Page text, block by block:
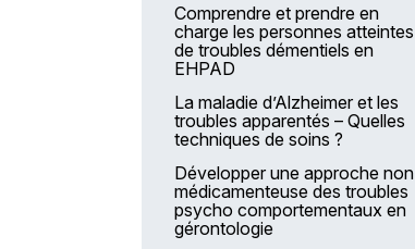
Comprendre et prendre en
charge les personnes atteintes
de troubles démentiels en
EHPAD
La maladie d’Alzheimer et les
troubles apparentés – Quelles
techniques de soins ?
Développer une approche non
médicamenteuse des troubles
psycho comportementaux en
gérontologie